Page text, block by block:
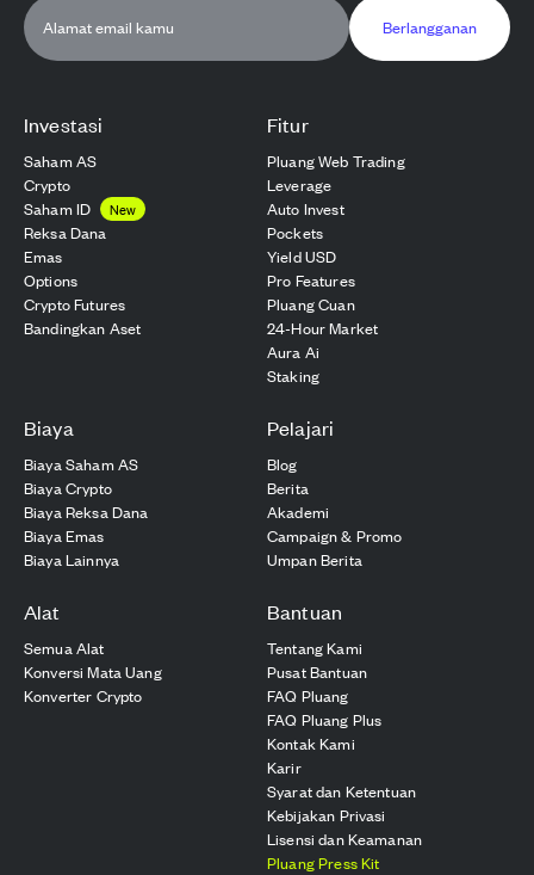
Investasi
Saham AS
Crypto
Saham ID
New
Reksa Dana
Emas
Options
Crypto Futures
Bandingkan Aset
Fitur
Pluang Web Trading
Leverage
Auto Invest
Pockets
Yield USD
Pro Features
Pluang Cuan
24-Hour Market
Aura Ai
Staking
Biaya
Biaya Saham AS
Biaya Crypto
Biaya Reksa Dana
Biaya Emas
Biaya Lainnya
Pelajari
Blog
Berita
Akademi
Campaign & Promo
Umpan Berita
Alat
Semua Alat
Konversi Mata Uang
Konverter Crypto
Bantuan
Tentang Kami
Pusat Bantuan
FAQ Pluang
FAQ Pluang Plus
Kontak Kami
Karir
Syarat dan Ketentuan
Kebijakan Privasi
Lisensi dan Keamanan
Pluang Press Kit
Berlangganan